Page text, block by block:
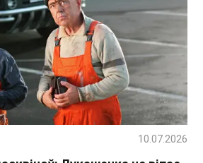
10.07.2026